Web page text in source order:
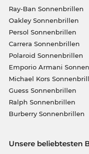
Ray-Ban Sonnenbrillen
Oakley Sonnenbrillen
Persol Sonnenbrillen
Carrera Sonnenbrillen
Polaroid Sonnenbrillen
Emporio Armani
Michael Kors
Guess Sonnenbrillen
Ralph Sonnenbrillen
Burberry Sonnenbrillen
Unsere beliebtesten